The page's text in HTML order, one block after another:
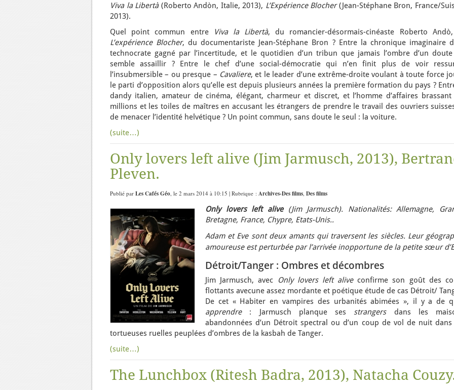
Viva la Libertà(Roberto Andòn, Italie, 2013), L’Expérience Blocher(Jean-Stéphane Bron, France/
2013).
Quel point commun entre
Viva la Libertà, du romancier-désormais-cinéaste Roberto
L’expérience Blocher, du documentariste Jean-Stéphane Bron ? Entre la chronique imaginaire
technocrate gagné par l’incertitude, et le quotidien d’un tribun que jamais l’ombre d’un
semble assaillir ? Entre le chef d’une social-démocratie qui n’en finit plus de voir
l’insubmersible – ou presque – Cavaliere, et le leader d’une extrême-droite voulant à toute force
le parti d’opposition alors qu’elle est depuis plusieurs années la première formation du pays ?
dandy italien, amateur de cinéma, élégant, charmeur et discret, et l’homme d’affaires brassant
millions et les toiles de maîtres en accusant les étrangers de prendre le travail des ouvriers
de menacer l’identité helvétique ? Un point commun, sans doute le seul : la voiture.
(suite…)
Only lovers left alive (Jim Jarmusch, 2013),
Pleven.
Publié par Les Cafés Géo, le 2 mars 2014 à 10:15 | Rubrique : Archives-Des films, Des films
Only lovers left alive(Jim Jarmusch). Nationalités: Allemagne,
Bretagne, France, Chypre, Etats-Unis..
Adam et Eve sont deux amants qui traversent les siècles. Leur
amoureuse est perturbée par l’arrivée inopportune de la petite sœur
Détroit/Tanger : Ombres et décombres
Jim Jarmusch, avec Only lovers left aliveconfirme son goût des
flottants avecune assez mordante et poétique étude de cas Détroit/
De cet « Habiter en vampires des urbanités abimées », il y a de
apprendre : Jarmusch planque sesstrangersdans les
abandonnées d’un Détroit spectral ou d’un coup de vol de nuit dans
tortueuses ruelles peuplées d’ombres de la kasbah de Tanger.
(suite…)
The Lunchbox (Ritesh Badra, 2013), Natacha